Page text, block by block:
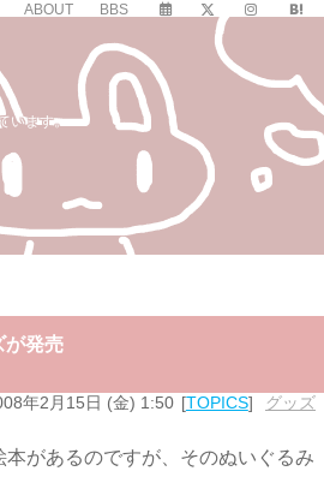
ABOUT BBS
います。
が発売
年2月15日 (金) 1:50 TOPICS グッズ
本があるのですが、そのぬいぐるみ